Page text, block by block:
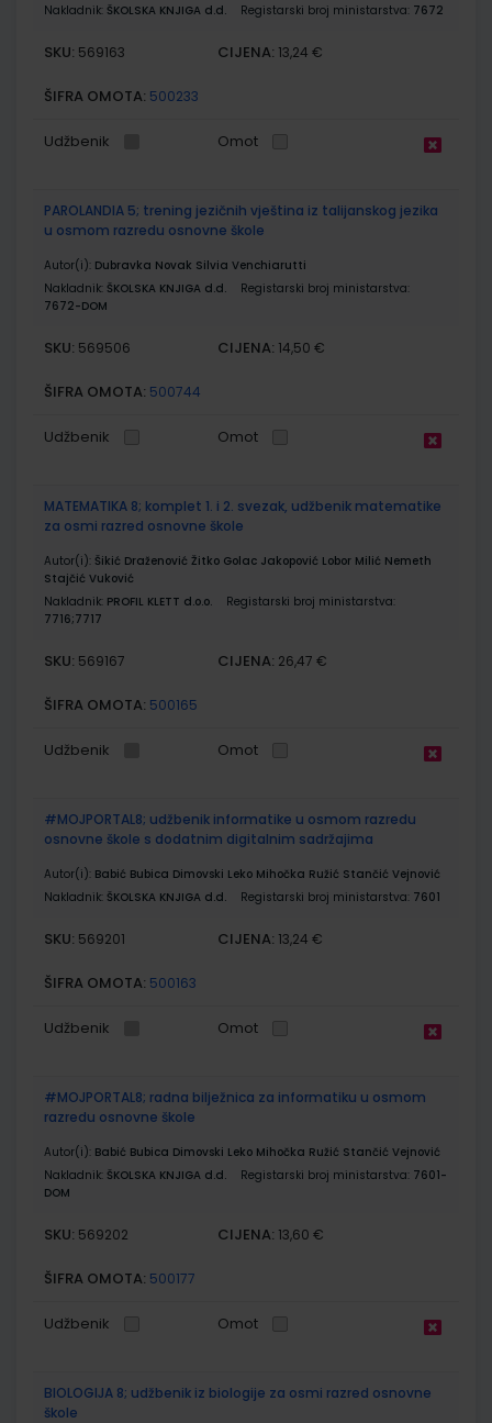
Nakladnik: ŠKOLSKA KNJIGA d.d. Registarski broj ministarstva: 7672
SKU: 569163 CIJENA: 13,24 €
ŠIFRA OMOTA: 500233
Udžbenik Omot
PAROLANDIA 5; trening jezičnih vještina iz talijanskog jezika
u osmom razredu osnovne škole
Autor(i): Dubravka Novak Silvia Venchiarutti
Nakladnik: ŠKOLSKA KNJIGA d.d.
Registarski broj ministarstva:
7672-DOM
SKU: 569506 CIJENA: 14,50 €
ŠIFRA OMOTA: 500744
Udžbenik Omot
MATEMATIKA 8; komplet 1. i 2. svezak, udžbenik matematike
za osmi razred osnovne škole
Autor(i): Šikić Draženović Žitko Golac Jakopović Lobor Milić Nemeth
Stajčić Vuković
Nakladnik: PROFIL KLETT d.o.o.
Registarski broj ministarstva:
7716;7717
SKU: 569167 CIJENA: 26,47 €
ŠIFRA OMOTA: 500165
Udžbenik Omot
#MOJPORTAL8; udžbenik informatike u osmom razredu
osnovne škole s dodatnim digitalnim sadržajima
Autor(i): Babić Bubica Dimovski Leko Mihočka Ružić Stančić Vejnović
Nakladnik: ŠKOLSKA KNJIGA d.d. Registarski broj ministarstva: 7601
SKU: 569201 CIJENA: 13,24 €
ŠIFRA OMOTA: 500163
Udžbenik Omot
#MOJPORTAL8; radna bilježnica za informatiku u osmom
razredu osnovne škole
Autor(i): Babić Bubica Dimovski Leko Mihočka Ružić Stančić Vejnović
Nakladnik: ŠKOLSKA KNJIGA d.d. Registarski broj ministarstva: 7601-
DOM
SKU: 569202 CIJENA: 13,60 €
ŠIFRA OMOTA: 500177
Udžbenik Omot
BIOLOGIJA 8; udžbenik iz biologije za osmi razred osnovne
škole